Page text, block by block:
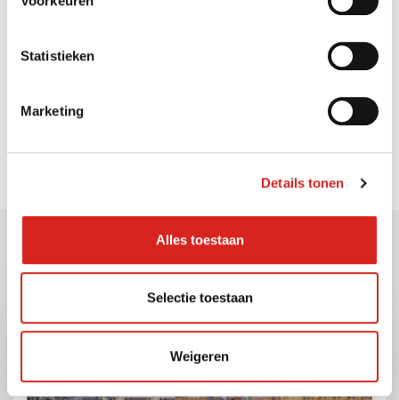
Statistieken
Marketing
Details tonen
Alles toestaan
Selectie toestaan
Weigeren
Zoeken op de website
Gerelateerde berichten